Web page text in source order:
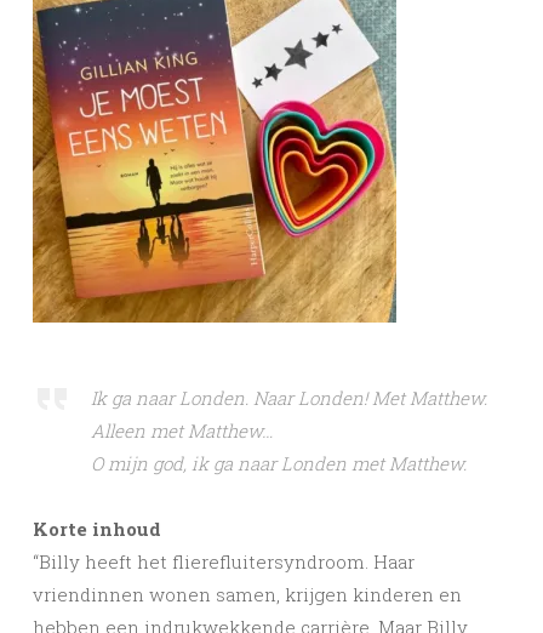
Ik ga naar Londen. Naar Londen! Met Matthew.
Alleen met Matthew…
O mijn god, ik ga naar Londen met Matthew.
Korte inhoud
“Billy heeft het flierefluitersyndroom. Haar
vriendinnen wonen samen, krijgen kinderen en
hebben een indrukwekkende carrière. Maar Billy